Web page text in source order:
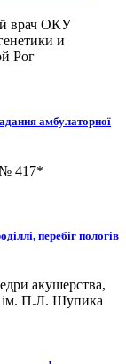
врач ОКУ
и
Рог
амбулаторної
№ 417*
перебіг пологів
акушерства,
ім. П.Л. Шупика